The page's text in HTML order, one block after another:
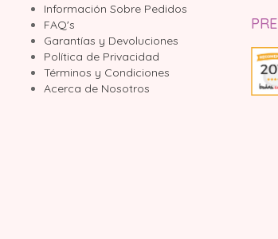
Información Sobre Pedidos
FAQ's
Garantías y Devoluciones
Política de Privacidad
Términos y Condiciones
Acerca de Nosotros